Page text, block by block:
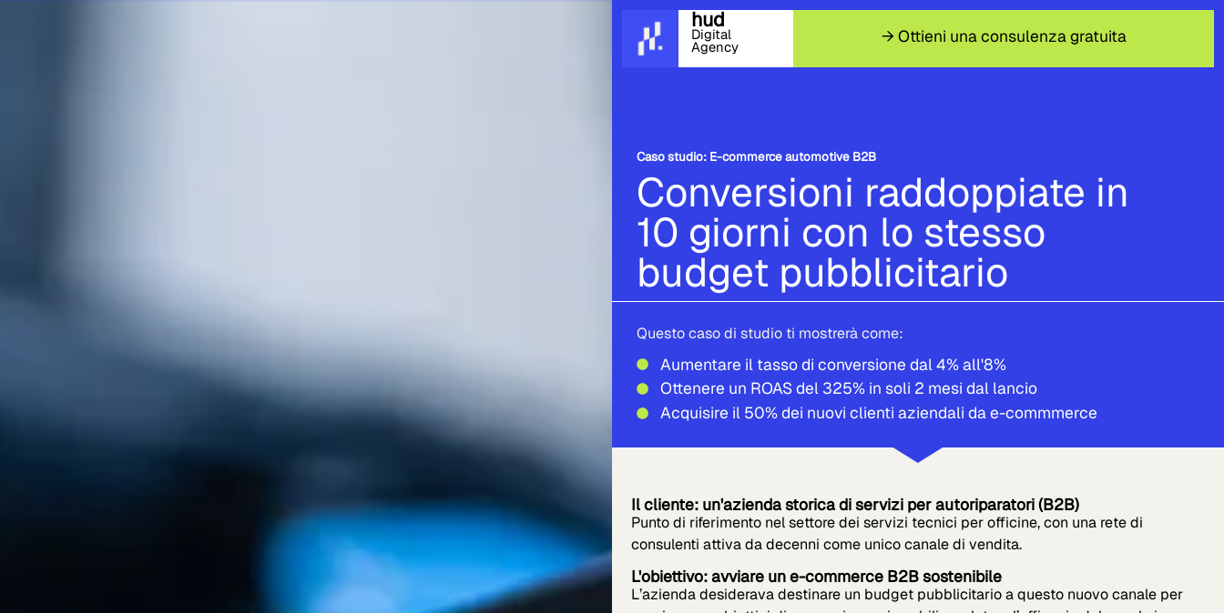
hud
Digital
Agency
→ Ottieni una consulenza gratuita
Caso studio: E-commerce automotive B2B
Conversioni raddoppiate in
10 giorni con lo stesso
budget pubblicitario
Questo caso di studio ti mostrerà come:
Aumentare il tasso di conversione dal 4% all'8%
Ottenere un ROAS del 325% in soli 2 mesi dal lancio
Acquisire il 50% dei nuovi clienti aziendali da e-commmerce
Il cliente: un'azienda storica di servizi per autoriparatori (B2B)
Punto di riferimento nel settore dei servizi tecnici per officine, con una rete di
consulenti attiva da decenni come unico canale di vendita.
L'obiettivo: avviare un e-commerce B2B sostenibile
L’azienda desiderava destinare un budget pubblicitario a questo nuovo canale per